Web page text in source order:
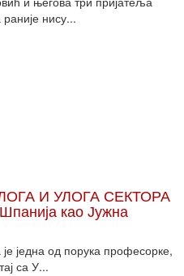
нису...
И УЛОГА СЕКТОРА
као Јужна
једна од порука професорке,
са У...